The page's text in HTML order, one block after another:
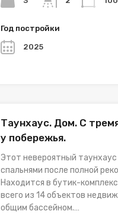
Год постройки
2025
Таунхаус. Дом. С
у побережья.
Этот невероятный таунхаус
спальнями после полной
Находится в бутик-
всего из 14 объектов
общим бассейном.…